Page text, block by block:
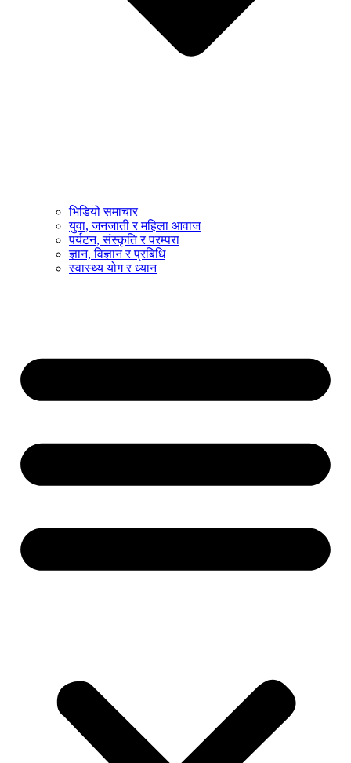
भिडियो समाचार
युवा, जनजाती र महिला आवाज
पर्यटन, संस्कृति र परम्परा
ज्ञान, विज्ञान र प्रबिधि
स्वास्थ्य योग र ध्यान